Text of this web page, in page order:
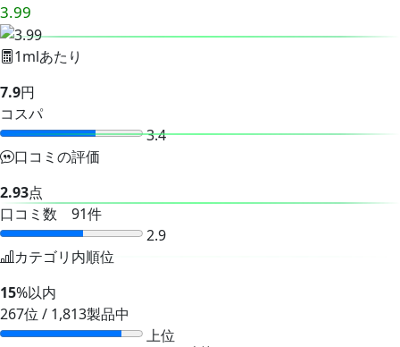
3.99
1mlあたり
7.9円
コスパ
3.4
口コミの評価
2.93点
口コミ数 91件
2.9
カテゴリ内順位
15%以内
267位 / 1,813製品中
上位